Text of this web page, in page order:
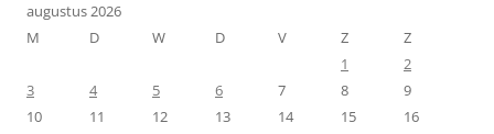
augustus 2026
M
D W D V Z
Z
1
2
3
4 5 6 7 8
9
10
11 12 13 14 15
16